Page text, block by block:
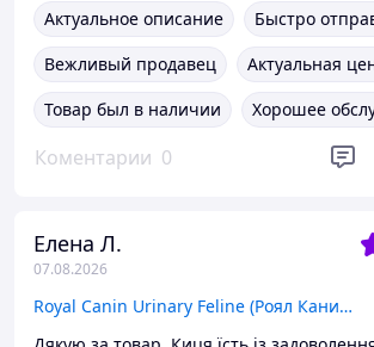
Актуальное описание
Быстро
Вежливый продавец
Актуальная
Товар был в наличии
Хорошее
Коментарии 0
Елена Л.
07.08.2026
Royal Canin Urinary Feline (Роял Канин Уринари) сухой корм для кошек при лечении мочекаменной болезни, 400 гр